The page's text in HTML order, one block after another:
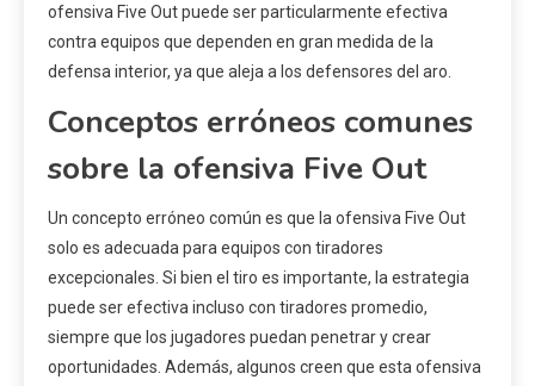
ofensiva Five Out puede ser particularmente efectiva
contra equipos que dependen en gran medida de la
defensa interior, ya que aleja a los defensores del aro.
Conceptos erróneos comunes
sobre la ofensiva Five Out
Un concepto erróneo común es que la ofensiva Five Out
solo es adecuada para equipos con tiradores
excepcionales. Si bien el tiro es importante, la estrategia
puede ser efectiva incluso con tiradores promedio,
siempre que los jugadores puedan penetrar y crear
oportunidades. Además, algunos creen que esta ofensiva